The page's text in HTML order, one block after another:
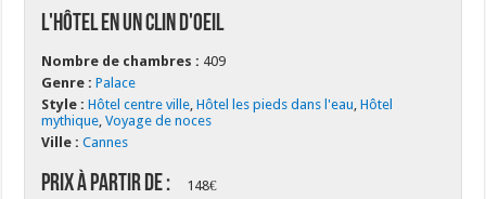
L'hôtel en un clin d'oeil
Nombre de chambres : 409
Genre : Palace
Style : Hôtel centre ville,Hôtel les pieds dans l'eau,Hôtel
mythique,Voyage de noces
Ville : Cannes
Prix à partir de : 148€